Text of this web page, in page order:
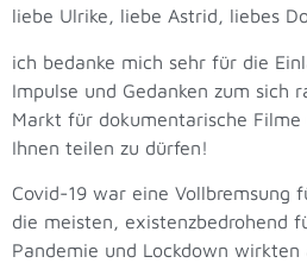
liebe Ulrike, liebe Astrid, liebes
ich bedanke mich sehr für die
Impulse und Gedanken zum sich
Markt für dokumentarische
Ihnen teilen zu dürfen!
Covid-19 war eine Vollbremsung
die meisten, existenzbedrohend
Pandemie und Lockdown